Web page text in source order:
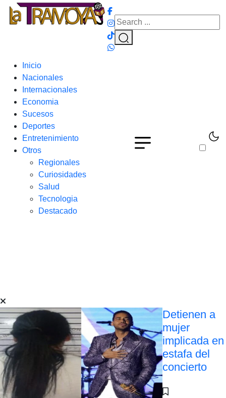
Inicio
Nacionales
Internacionales
Economia
Sucesos
Deportes
Entretenimiento
Otros
Regionales
Curiosidades
Salud
Tecnologia
Destacado
Detienen a
mujer
implicada en
estafa del
concierto